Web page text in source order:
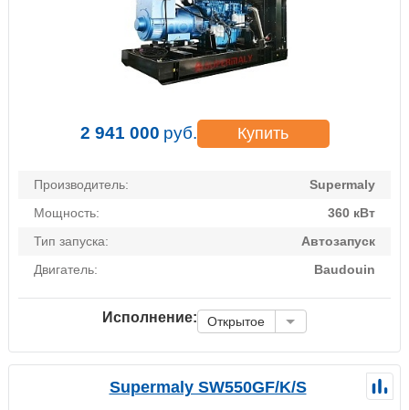
2 941 000 руб. Купить
Производитель:
Supermaly
Мощность:
360 кВт
Тип запуска:
Автозапуск
Двигатель:
Baudouin
Исполнение: Открытое
Supermaly SW550GF/K/S